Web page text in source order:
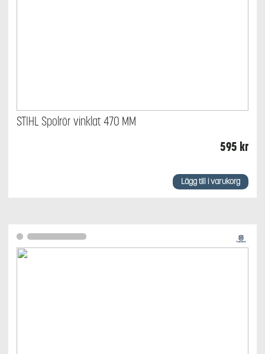
STIHL Spolrör vinklat 470 MM
595 kr
Lägg till i varukorg